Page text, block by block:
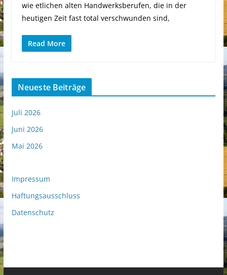
wie etlichen alten Handwerksberufen, die in der
heutigen Zeit fast total verschwunden sind,
Read More
Neueste Beiträge
Juli 2026
Juni 2026
Mai 2026
Impressum
Haftungsausschluss
Datenschutz